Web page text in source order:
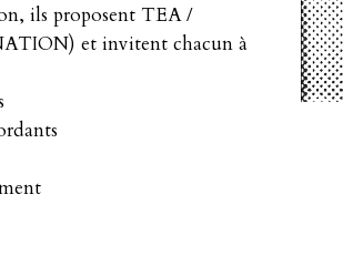
ils proposent TEA /
et invitent chacun à